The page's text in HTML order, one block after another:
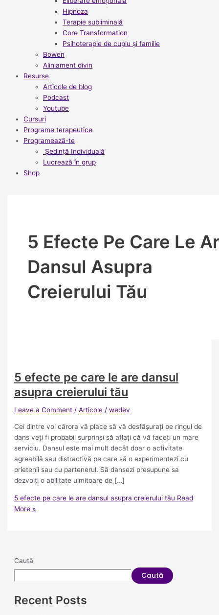
Hipnoza
Terapie subliminală
Core Transformation
Psihoterapie de cuplu și familie
Bowen
Aliniament divin
Resurse
Articole de blog
Podcast
Youtube
Cursuri
Programe terapeutice
Programează-te
Ședință Individuală
Lucrează în grup
Shop
5 Efecte Pe Care Le
Dansul Asupra
Creierului Tău
5 efecte pe care le are dansul
asupra creierului tău
Leave a Comment /Articole /wedev
Cei dintre voi cărora vă place să vă desfășurați pe ringul de
dans veți fi probabil surprinși să aflați că vă faceți un mare
serviciu. Dansul este mai mult decât doar o activitate
agreabilă sau distractivă pe care să o experimentezi cu
prietenii sau cu partenerul. Să dansezi presupune sa
dezvolți o abilitate uimitoare de […]
5 efecte pe care le are dansul asupra creierului tău Read
More »
Caută
Caută
Recent Posts